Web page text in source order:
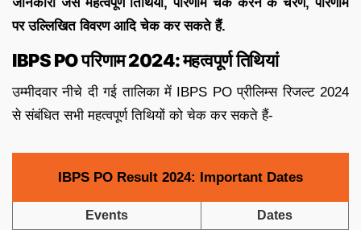
पर उल्लिखित विवरण आदि चेक कर सकते हैं.
IBPS POपरिणाम2024:महत्वपूर्णतिथियां
उम्मीदवार नीचे दी गई तालिका में IBPS PO प्रीलिम्स रिजल्ट 2024
से संबंधित सभी महत्वपूर्ण तिथियों को चेक कर सकते हैं-
IBPS PO Result 2024: Important Dates
Events Dates